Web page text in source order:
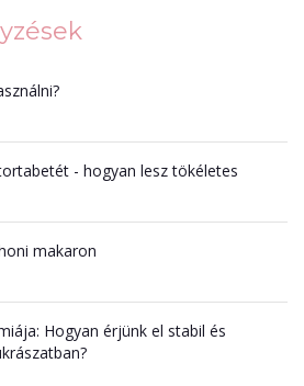
- hogyan lesz tökéletes
makaron
Hogyan érjünk el stabil és